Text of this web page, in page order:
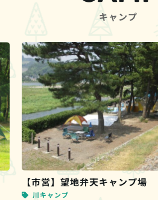
キャンプ
【市営】望地弁天キャンプ場
川キャンプ